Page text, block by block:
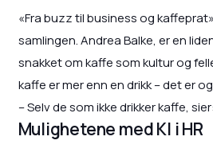
«Fra buzz til business og
samlingen. Andrea Balke, er en
snakket om kaffe som kultur og
kaffe er mer enn en drikk – det er
– Selv de som ikke drikker kaffe,
Mulighetene med KI i HR